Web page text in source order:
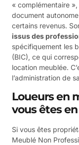
« complémentaire »,
document
certains revenus.
issus des
spécifiquement les
(BIC), ce qui
location meublée.
l’administration de
Loueurs en
vous êtes
Si vous êtes
Meublé Non